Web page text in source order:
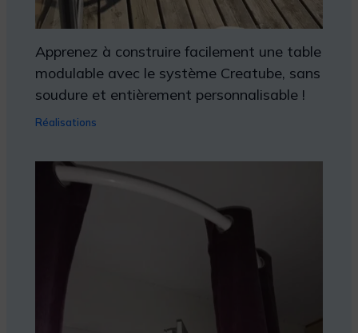
Apprenez à construire facilement une table
modulable avec le système Creatube, sans
soudure et entièrement personnalisable !
Réalisations